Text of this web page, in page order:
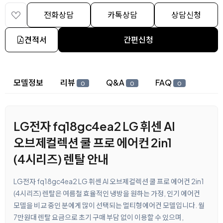
전화상담 카톡상담 상담신청
견적서 간편신청
상세 정보
모델정보 리뷰 0 Q&A 0 FAQ 0
LG전자 fq18gc4ea2 LG 휘센 AI
오브제컬렉션 쿨 프로 에어컨 2in1
(4시리즈) 렌탈 안내
LG전자 fq18gc4ea2 LG 휘센 AI 오브제컬렉션 쿨 프로 에어컨 2in1
(4시리즈) 렌탈은 여름철 효율적인 냉방을 원하는 가정, 인기 에어컨
모델을 비교 중인 분에게 많이 선택되는 멀티형에어컨 모델입니다. 월
7만원대 렌탈 요금으로 초기 구매 부담 없이 이용할 수 있으며,